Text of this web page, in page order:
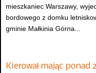
mieszkaniec Warszawy,
bordowego z domku
gminie Małkinia Górna...
Kierował mając ponad